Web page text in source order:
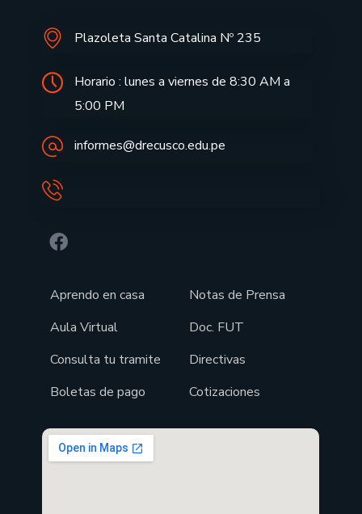
Plazoleta Santa Catalina Nº 235
Horario : lunes a viernes de 8:30 AM a
5:00 PM
informes@drecusco.edu.pe
Aprendo en casa
Aula Virtual
Consulta tu tramite
Boletas de pago
Notas de Prensa
Doc. FUT
Directivas
Cotizaciones